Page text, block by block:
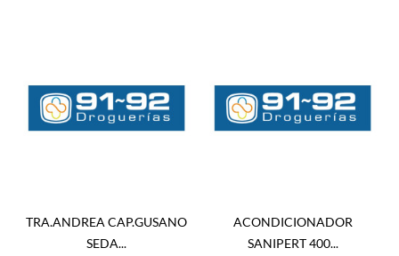
TRA.ANDREA CAP.GUSANO
SEDA...
ACONDICIONADOR
SANIPERT 400...